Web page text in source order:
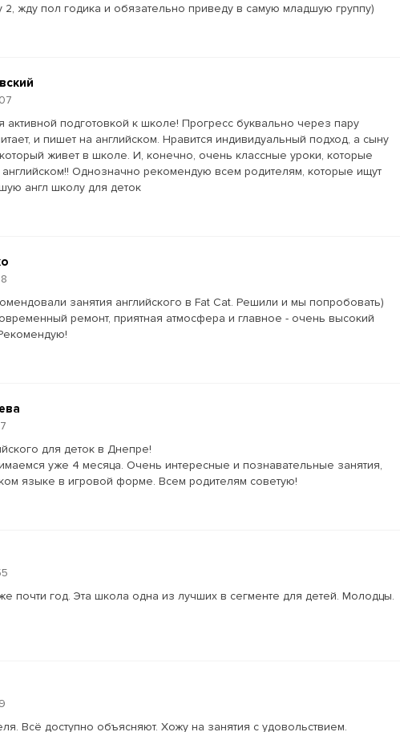
жду пол годика и обязательно приведу в самую младшую группу)
активной подготовкой к школе! Прогресс буквально через пару
и пишет на английском. Нравится индивидуальный подход, а сыну
который живет в школе. И, конечно, очень классные уроки, которые
английском!! Однозначно рекомендую всем родителям, которые ищут
англ школу для деток
занятия английского в Fat Cat. Решили и мы попробовать)
ремонт, приятная атмосфера и главное - очень высокий
для деток в Днепре!
уже 4 месяца. Очень интересные и познавательные занятия,
языке в игровой форме. Всем родителям советую!
почти год. Эта школа одна из лучших в сегменте для детей. Молодцы.
Всё доступно объясняют. Хожу на занятия с удовольствием.